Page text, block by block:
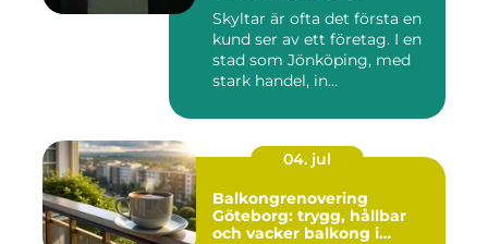
Skyltar är ofta det första en
kund ser av ett företag. I en
stad som Jönköping, med
stark handel, in...
04. jul
Balkongrenovering
Göteborg: trygg, hållbar
och vacker balkong i